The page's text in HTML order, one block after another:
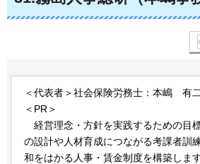
＜代表者＞社会保険労務士：本嶋 有
＜PR＞
経営理念・方針を実践するための目
の設計や人材育成につながる考課者訓
和をはかる人事・賃金制度を構築します